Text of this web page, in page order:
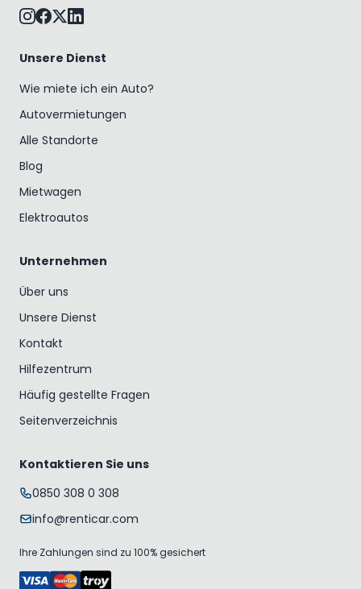
Unsere Dienst
Wie miete ich ein Auto?
Autovermietungen
Alle Standorte
Blog
Mietwagen
Elektroautos
Unternehmen
Über uns
Unsere Dienst
Kontakt
Hilfezentrum
Häufig gestellte Fragen
Seitenverzeichnis
Kontaktieren Sie uns
0850 308 0 308
info@renticar.com
Ihre Zahlungen sind zu 100% gesichert